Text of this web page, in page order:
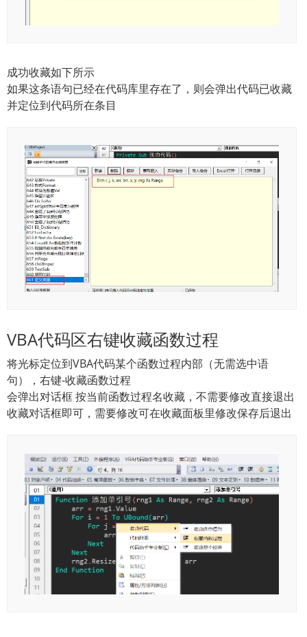
成功收藏如下所示
如果这条语句已经在代码库里存在了，则会弹出代码已收藏
并定位到代码所在条目
VBA代码区右键收藏函数过程
将光标定位到VBA代码某个函数过程内部（无需选中语
句），右键-收藏函数过程
会弹出对话框 按当前函数过程名收藏，不需要修改直接退出
收藏对话框即可，需要修改可在收藏面板里修改保存后退出